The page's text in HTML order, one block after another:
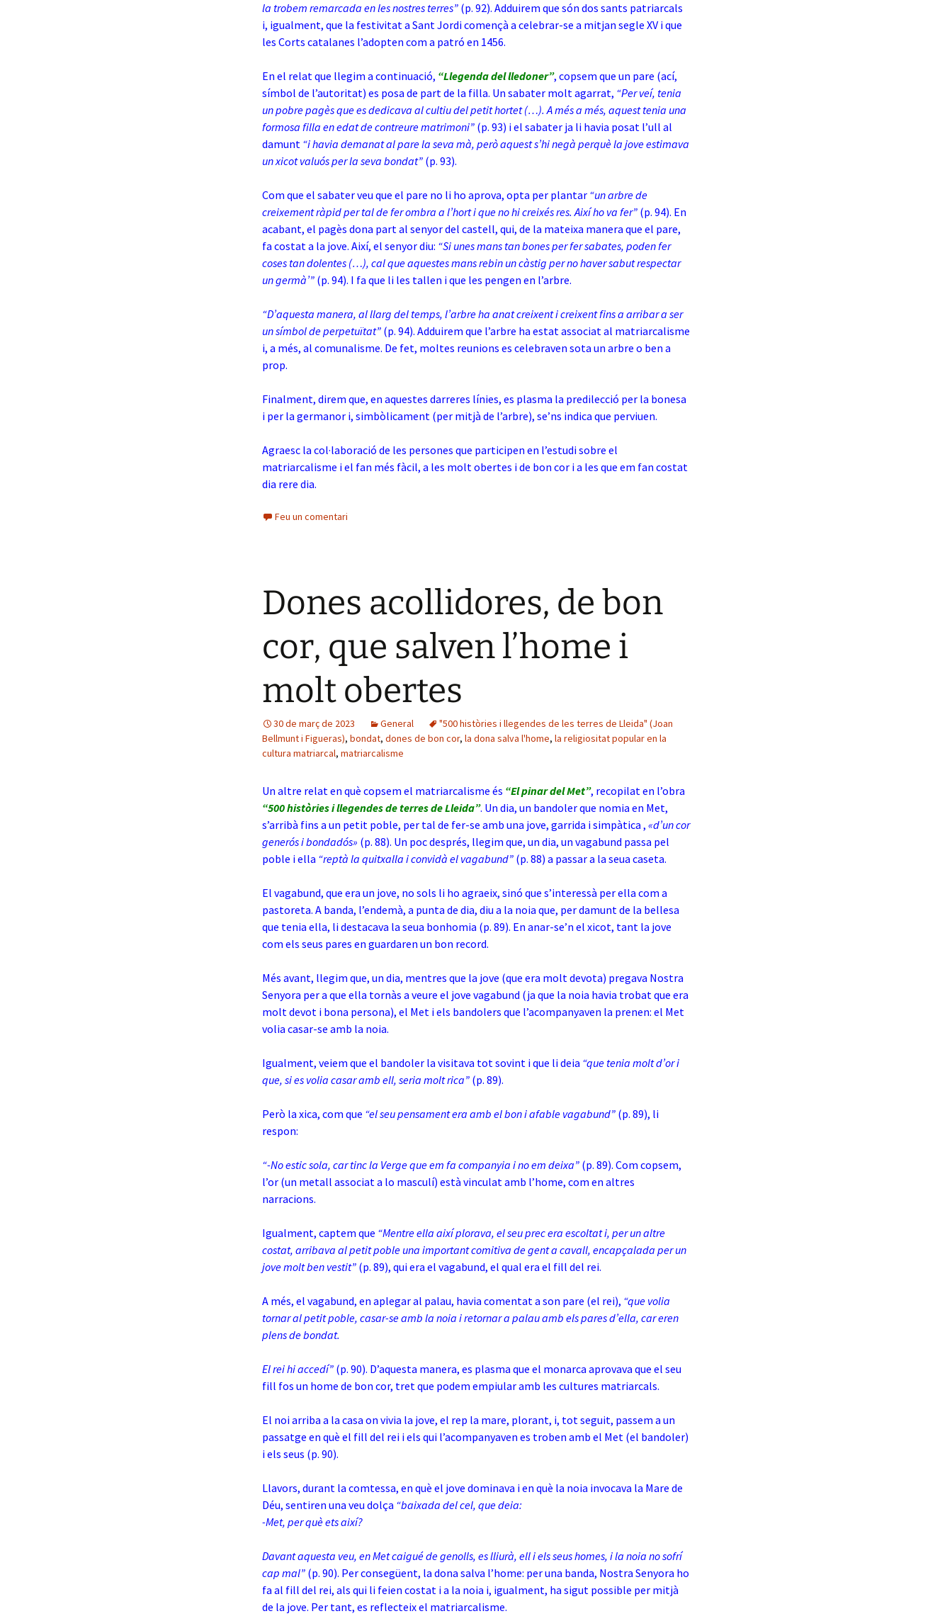
la trobem remarcada en les nostres terres” (p. 92). Adduirem que són dos sants patriarcals
i, igualment, que la festivitat a Sant Jordi començà a celebrar-se a mitjan segle XV i que
les Corts catalanes l’adopten com a patró en 1456.
En el relat que llegim a continuació, “Llegenda del lledoner”, copsem que un pare (ací,
símbol de l’autoritat) es posa de part de la filla. Un sabater molt agarrat, “Per veí, tenia
un pobre pagès que es dedicava al cultiu del petit hortet (…). A més a més, aquest tenia una
formosa filla en edat de contreure matrimoni” (p. 93) i el sabater ja li havia posat l’ull al
damunt “i havia demanat al pare la seva mà, però aquest s’hi negà perquè la jove estimava
un xicot valuós per la seva bondat” (p. 93).
Com que el sabater veu que el pare no li ho aprova, opta per plantar “un arbre de
creixement ràpid per tal de fer ombra a l’hort i que no hi creixés res. Així ho va fer” (p. 94). En
acabant, el pagès dona part al senyor del castell, qui, de la mateixa manera que el pare,
fa costat a la jove. Així, el senyor diu: “Si unes mans tan bones per fer sabates, poden fer
coses tan dolentes (…), cal que aquestes mans rebin un càstig per no haver sabut respectar
un germà’” (p. 94). I fa que li les tallen i que les pengen en l’arbre.
“D’aquesta manera, al llarg del temps, l’arbre ha anat creixent i creixent fins a arribar a ser
un símbol de perpetuïtat” (p. 94). Adduirem que l’arbre ha estat associat al matriarcalisme
i, a més, al comunalisme. De fet, moltes reunions es celebraven sota un arbre o ben a
prop.
Finalment, direm que, en aquestes darreres línies, es plasma la predilecció per la bonesa
i per la germanor i, simbòlicament (per mitjà de l’arbre), se’ns indica que perviuen.
Agraesc la col·laboració de les persones que participen en l’estudi sobre el
matriarcalisme i el fan més fàcil, a les molt obertes i de bon cor i a les que em fan costat
dia rere dia.
Feu un comentari
Dones acollidores, de bon
cor, que salven l’home i
molt obertes
30 de març de 2023 General
"500 històries i llegendes de les terres de Lleida" (Joan
Bellmunt i Figueras), bondat, dones de bon cor, la dona salva l'home, la religiositat popular en la
cultura matriarcal, matriarcalisme
Un altre relat en què copsem el matriarcalisme és “El pinar del Met”, recopilat en l’obra
“500 històries i llegendes de terres de Lleida”. Un dia, un bandoler que nomia en Met,
s’arribà fins a un petit poble, per tal de fer-se amb una jove, garrida i simpàtica , «d’un cor
generós i bondadós» (p. 88). Un poc després, llegim que, un dia, un vagabund passa pel
poble i ella “reptà la quitxalla i convidà el vagabund” (p. 88) a passar a la seua caseta.
El vagabund, que era un jove, no sols li ho agraeix, sinó que s’interessà per ella com a
pastoreta. A banda, l’endemà, a punta de dia, diu a la noia que, per damunt de la bellesa
que tenia ella, li destacava la seua bonhomia (p. 89). En anar-se’n el xicot, tant la jove
com els seus pares en guardaren un bon record.
Més avant, llegim que, un dia, mentres que la jove (que era molt devota) pregava Nostra
Senyora per a que ella tornàs a veure el jove vagabund (ja que la noia havia trobat que era
molt devot i bona persona), el Met i els bandolers que l’acompanyaven la prenen: el Met
volia casar-se amb la noia.
Igualment, veiem que el bandoler la visitava tot sovint i que li deia “que tenia molt d’or i
que, si es volia casar amb ell, seria molt rica” (p. 89).
Però la xica, com que “el seu pensament era amb el bon i afable vagabund” (p. 89), li
respon:
“-No estic sola, car tinc la Verge que em fa companyia i no em deixa” (p. 89). Com copsem,
l’or (un metall associat a lo masculí) està vinculat amb l’home, com en altres
narracions.
Igualment, captem que “Mentre ella així plorava, el seu prec era escoltat i, per un altre
costat, arribava al petit poble una important comitiva de gent a cavall, encapçalada per un
jove molt ben vestit” (p. 89), qui era el vagabund, el qual era el fill del rei.
A més, el vagabund, en aplegar al palau, havia comentat a son pare (el rei), “que volia
tornar al petit poble, casar-se amb la noia i retornar a palau amb els pares d’ella, car eren
plens de bondat.
El rei hi accedí” (p. 90). D’aquesta manera, es plasma que el monarca aprovava que el seu
fill fos un home de bon cor, tret que podem empiular amb les cultures matriarcals.
El noi arriba a la casa on vivia la jove, el rep la mare, plorant, i, tot seguit, passem a un
passatge en què el fill del rei i els qui l’acompanyaven es troben amb el Met (el bandoler)
i els seus (p. 90).
Llavors, durant la comtessa, en què el jove dominava i en què la noia invocava la Mare de
Déu, sentiren una veu dolça “baixada del cel, que deia:
-Met, per què ets així?
Davant aquesta veu, en Met caigué de genolls, es lliurà, ell i els seus homes, i la noia no sofrí
cap mal” (p. 90). Per consegüent, la dona salva l’home: per una banda, Nostra Senyora ho
fa al fill del rei, als qui li feien costat i a la noia i, igualment, ha sigut possible per mitjà
de la jove. Per tant, es reflecteix el matriarcalisme.